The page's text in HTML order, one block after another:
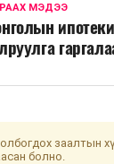
МЭДЭЭ
заалтын
болно.